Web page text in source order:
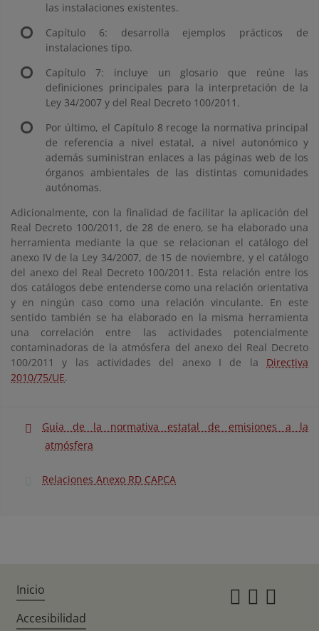
las instalaciones existentes.
Capítulo 6: desarrolla ejemplos prácticos de
instalaciones tipo.
Capítulo 7: incluye un glosario que reúne las
definiciones principales para la interpretación de la
Ley 34/2007 y del Real Decreto 100/2011.
Por último, el Capítulo 8 recoge la normativa principal
de referencia a nivel estatal, a nivel autonómico y
además suministran enlaces a las páginas web de los
órganos ambientales de las distintas comunidades
autónomas.
Adicionalmente, con la finalidad de facilitar la aplicación del
Real Decreto 100/2011, de 28 de enero, se ha elaborado una
herramienta mediante la que se relacionan el catálogo del
anexo IV de la Ley 34/2007, de 15 de noviembre, y el catálogo
del anexo del Real Decreto 100/2011. Esta relación entre los
dos catálogos debe entenderse como una relación orientativa
y en ningún caso como una relación vinculante. En este
sentido también se ha elaborado en la misma herramienta
una correlación entre las actividades potencialmente
contaminadoras de la atmósfera del anexo del Real Decreto
100/2011 y las actividades del anexo I de la Directiva
2010/75/UE.
Guía de la normativa estatal de emisiones a la
atmósfera
Relaciones Anexo RD CAPCA
Inicio
Accesibilidad